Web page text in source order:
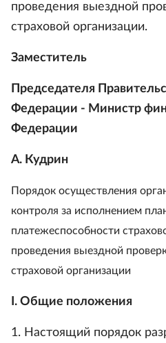
проведения выездной
страховой организации.
Заместитель
Председателя
Федерации - Министр
Федерации
А. Кудрин
Порядок осуществления
контроля за исполнением
платежеспособности
проведения выездной
страховой организации
I. Общие положения
1. Настоящий порядок